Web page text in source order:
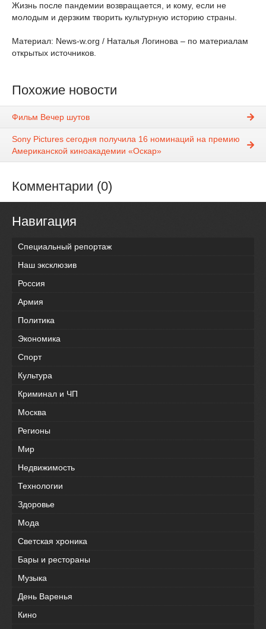
Жизнь после пандемии возвращается, и кому, если не
молодым и дерзким творить культурную историю страны.
Материал: News-w.org / Наталья Логинова – по материалам
открытых источников.
Похожие новости
Фильм Вечер шутов
Sony Pictures сегодня получила 16 номинаций на премию
Американской киноакадемии «Оскар»
Комментарии (0)
Навигация
Специальный репортаж
Наш эксклюзив
Россия
Армия
Политика
Экономика
Спорт
Культура
Криминал и ЧП
Москва
Регионы
Мир
Недвижимость
Технологии
Здоровье
Мода
Светская хроника
Бары и рестораны
Музыка
День Варенья
Кино